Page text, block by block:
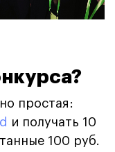
простая:
и получать 10
100 руб.